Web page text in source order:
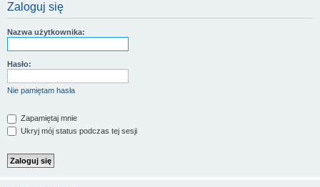
Zaloguj się
Nazwa użytkownika:
Hasło:
Nie pamiętam hasła
Zapamiętaj mnie
Ukryj mój status podczas tej sesji